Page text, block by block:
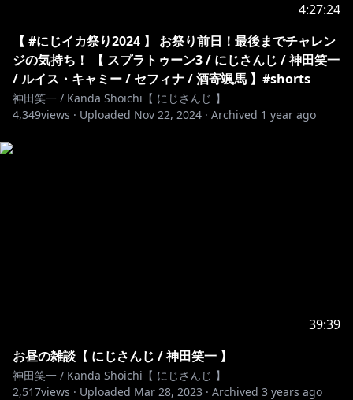
4:27:24
【 #にじイカ祭り2024 】 お祭り前日！最後までチャレン
ジの気持ち！ 【 スプラトゥーン3 / にじさんじ / 神田笑一
/ ルイス・キャミー / セフィナ / 酒寄颯馬 】#shorts
神田笑一 / Kanda Shoichi【 にじさんじ 】
4,349views · Uploaded Nov 22, 2024 · Archived 1 year ago
39:39
お昼の雑談【 にじさんじ / 神田笑一 】
神田笑一 / Kanda Shoichi【 にじさんじ 】
2,517views · Uploaded Mar 28, 2023 · Archived 3 years ago